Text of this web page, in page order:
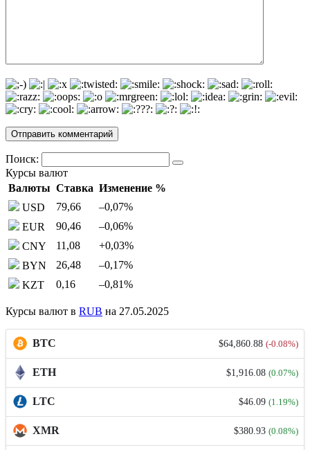
Поиск:
Курсы валют
Валюты Ставка Изменение %
USD
79,66 –0,07%
EUR
90,46 –0,06%
CNY
11,08 +0,03%
BYN
26,48 –0,17%
KZT
0,16 –0,81%
Курсы валют в RUB на 27.05.2025
BTC $64,860.88 (-0.08%)
ETH $1,916.08 (0.07%)
LTC $46.09 (1.19%)
XMR $380.93 (0.08%)